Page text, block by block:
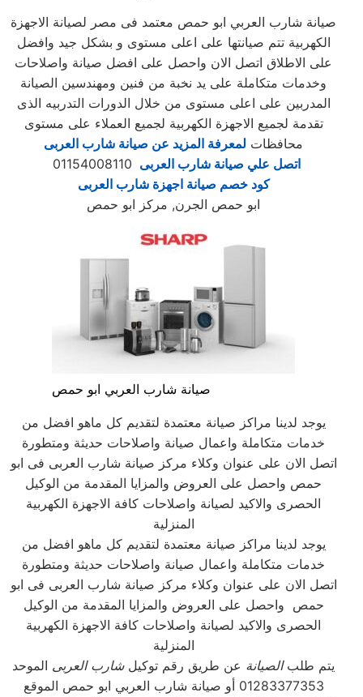
صيانة شارب العربي ابو حمص معتمد فى مصر لصيانة الاجهزة
الكهربية تتم صيانتها على اعلى مستوى و بشكل جيد وافضل
على الاطلاق اتصل الان واحصل على افضل صيانة واصلاحات
وخدمات متكاملة على يد نخبة من فنين ومهندسين الصيانة
المدربين على اعلى مستوى من خلال الدورات التدربيه الذى
تقدمة لجميع الاجهزة الكهربية لجميع العملاء على مستوى
محافظات لمعرفة المزيد عن صيانة شارب العربى
اتصل علي صيانة شارب العربى
كود خصم صيانة اجهزة شارب العربى
ابو حمص الجرن, مركز ابو حمص
صيانة شارب العربي ابو حمص
يوجد لدينا مراكز صيانة معتمدة لتقديم كل ماهو افضل من
خدمات متكاملة واعمال صيانة واصلاحات حديثة ومتطورة
اتصل الان على عنوان وكلاء مركز صيانة شارب العربى فى ابو
حمص واحصل على العروض والمزايا المقدمة من الوكيل
الحصرى والاكيد لصيانة واصلاحات كافة الاجهزة الكهربية
المنزلية
يوجد لدينا مراكز صيانة معتمدة لتقديم كل ماهو افضل من
خدمات متكاملة واعمال صيانة واصلاحات حديثة ومتطورة
اتصل الان على عنوان وكلاء مركز صيانة شارب العربى فى ابو
حمص واحصل على العروض والمزايا المقدمة من الوكيل
الحصرى والاكيد لصيانة واصلاحات كافة الاجهزة الكهربية
المنزلية
يتم طلبالصيانة عن طريق رقم توكيلشارب العربى الموحد
01283377353 أو صيانة شارب العربي ابو حمص الموقع